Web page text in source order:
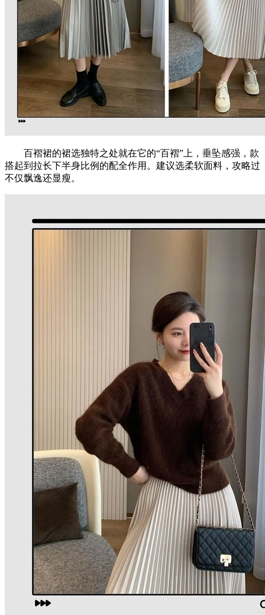
百褶裙的裙选独特之处就在它的“百褶”上，垂坠感强，款
搭起到拉长下半身比例的配全作用。建议选柔软面料，攻略过
不仅飘逸还显瘦。